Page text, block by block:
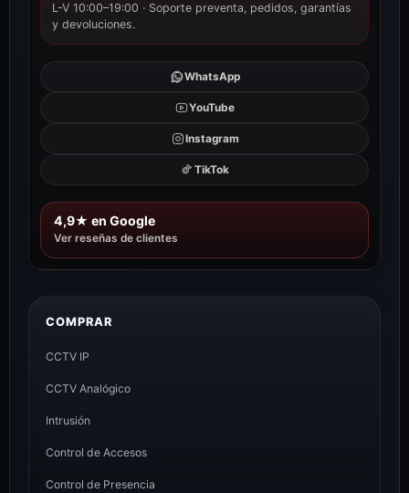
L-V 10:00–19:00 · Soporte preventa, pedidos, garantías
y devoluciones.
WhatsApp
YouTube
Instagram
TikTok
4,9★ en Google
Ver reseñas de clientes
COMPRAR
CCTV IP
CCTV Analógico
Intrusión
Control de Accesos
Control de Presencia